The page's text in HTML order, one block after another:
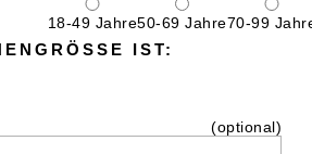
18-49 Jahre50-69 Jahre70-99
IST:
(optional)